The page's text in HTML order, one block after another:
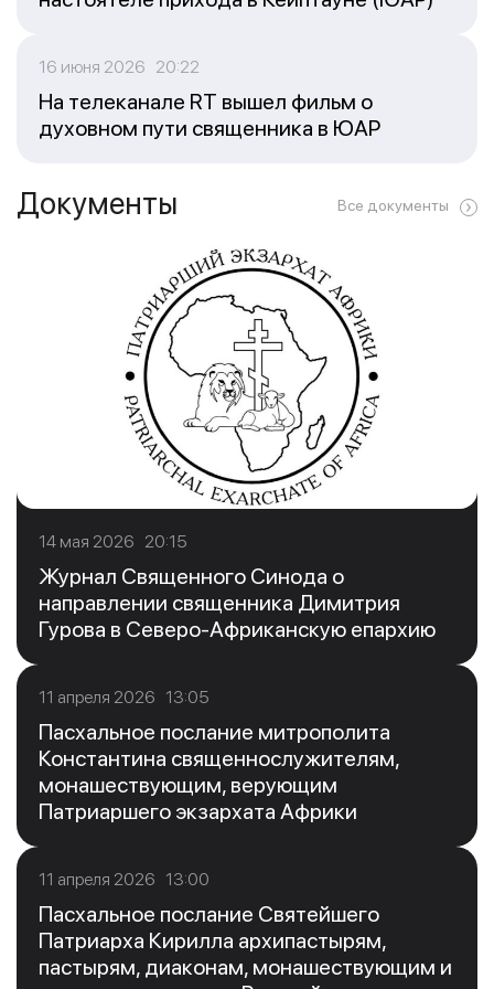
16 июня 2026 20:22
На телеканале RT вышел фильм о
духовном пути священника в ЮАР
Документы Все документы
14 мая 2026 20:15
Журнал Священного Синода о
направлении священника Димитрия
Гурова в Северо-Африканскую епархию
11 апреля 2026 13:05
Пасхальное послание митрополита
Константина священнослужителям,
монашествующим, верующим
Патриаршего экзархата Африки
11 апреля 2026 13:00
Пасхальное послание Святейшего
Патриарха Кирилла архипастырям,
пастырям, диаконам, монашествующим и